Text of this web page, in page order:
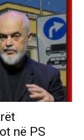
në PS